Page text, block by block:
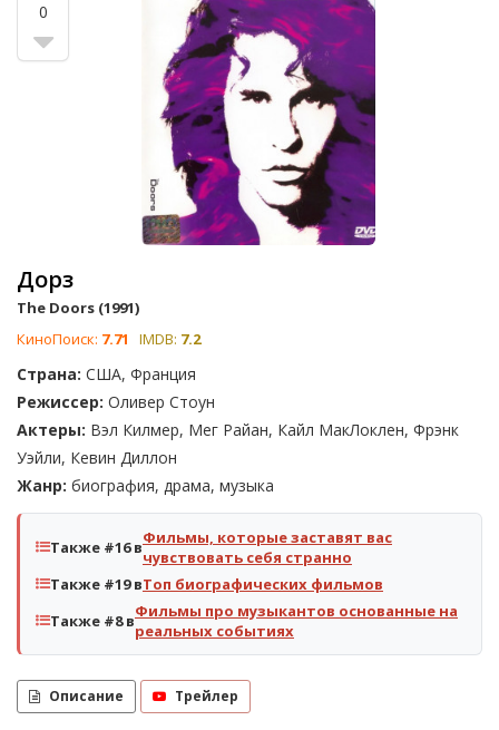
0
Дорз
The Doors (1991)
КиноПоиск: 7.71 IMDB: 7.2
Страна: США, Франция
Режиссер: Оливер Стоун
Актеры: Вэл Килмер, Мег Райан, Кайл МакЛоклен, Фрэнк
Уэйли, Кевин Диллон
Жанр: биография, драма, музыка
Также #16 вФильмы, которые заставят вас
чувствовать себя странно
Также #19 вТоп биографических фильмов
Также #8 вФильмы про музыкантов основанные на
реальных событиях
Описание Трейлер